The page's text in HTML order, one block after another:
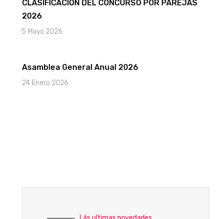
CLASIFICACIÓN DEL CONCURSO POR PAREJAS
2026
5 Mayo 2026
Asamblea General Anual 2026
24 Enero 2026